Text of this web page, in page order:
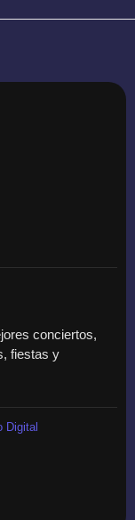
conciertos,
fiestas y
Digital